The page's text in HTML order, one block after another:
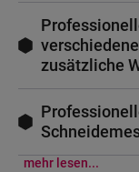
zusätzliche
mehr lesen...